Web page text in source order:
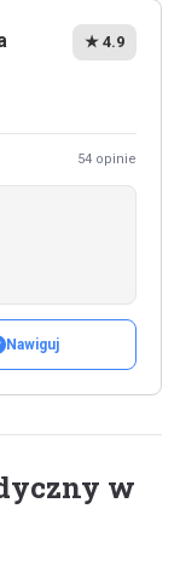
★ 4.9
54 opinie
Nawiguj
w